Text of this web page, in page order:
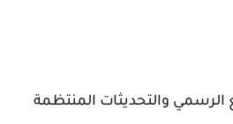
الرسمي والتحديثات المنتظمة